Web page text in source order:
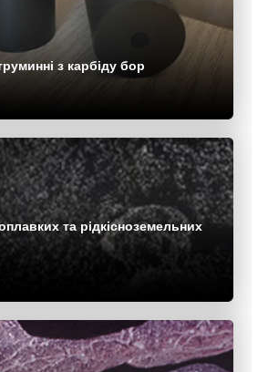
з карбіду бор
та рідкісноземельних